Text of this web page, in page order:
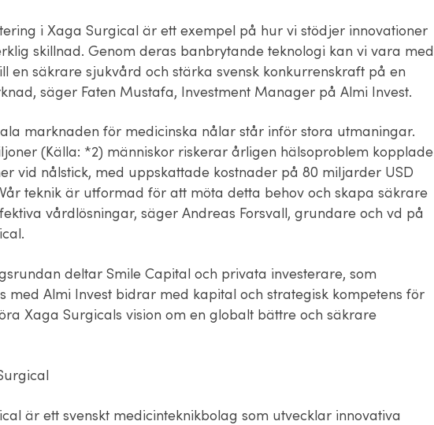
i Xaga Surgical är ett exempel på hur vi stödjer innovationer
skillnad. Genom deras banbrytande teknologi kan vi vara med
en säkrare sjukvård och stärka svensk konkurrenskraft på en
säger Faten Mustafa, Investment Manager på Almi Invest.
marknaden för medicinska nålar står inför stora utmaningar.
(Källa: *2) människor riskerar årligen hälsoproblem kopplade
vid nålstick, med uppskattade kostnader på 80 miljarder USD
teknik är utformad för att möta detta behov och skapa säkrare
vårdlösningar, säger Andreas Forsvall, grundare och vd på
deltar Smile Capital och privata investerare, som
med Almi Invest bidrar med kapital och strategisk kompetens för
Xaga Surgicals vision om en globalt bättre och säkrare
är ett svenskt medicinteknikbolag som utvecklar innovativa